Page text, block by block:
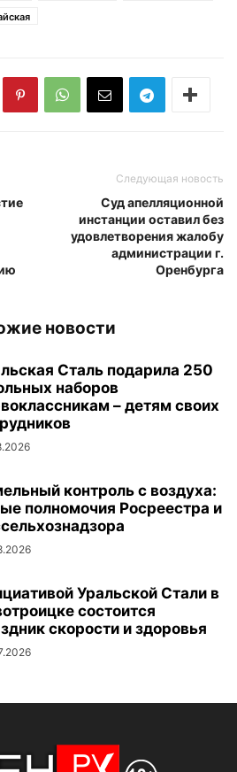
Следующая новость
Суд апелляционной
инстанции оставил без
удовлетворения жалобу
администрации г.
Оренбурга
новости
Сталь подарила 250
наборов
– детям своих
контроль с воздуха:
полномочия Росреестра и
Уральской Стали в
состоится
скорости и здоровья